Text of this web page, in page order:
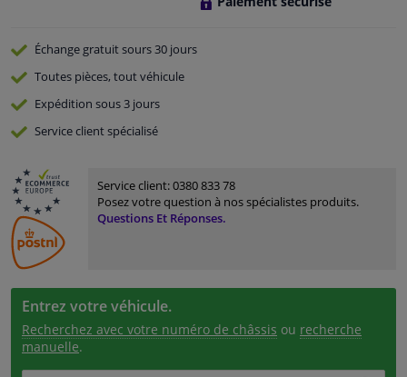
Échange gratuitsours 30 jours
Toutes pièces, tout véhicule
Expédition sous 3 jours
Serviceclient spécialisé
Service client:0380 833 78
Posez votre question à nos spécialistes produits.
Questions Et Réponses.
Entrez votre véhicule.
Recherchez avec votre numéro de châssis ou recherche
manuelle.